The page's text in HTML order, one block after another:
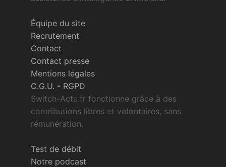
Équipe du site
Recrutement
Contact
Contact presse
Mentions légales
C.G.U. - RGPD
Switch-Actu.fr fonctionne grâce à des
contributions libres et volontaires, sans
rémunération.
Test de débit
Notre podcast